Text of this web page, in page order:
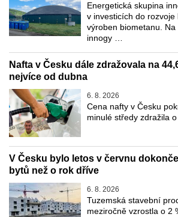
Energetická skupina
v investicích do
výroben biometanu.
innogy …
Nafta v Česku dále zdražovala na
nejvíce od dubna
6. 8. 2026
Cena nafty v Česku
minulé středy zdražila o
V Česku bylo letos v červnu
bytů než o rok dříve
6. 8. 2026
Tuzemská stavební
meziročně vzrostla o 2